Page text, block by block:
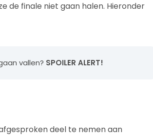
de finale niet gaan halen. Hieronder
vallen? SPOILER ALERT!
deel te nemen aan